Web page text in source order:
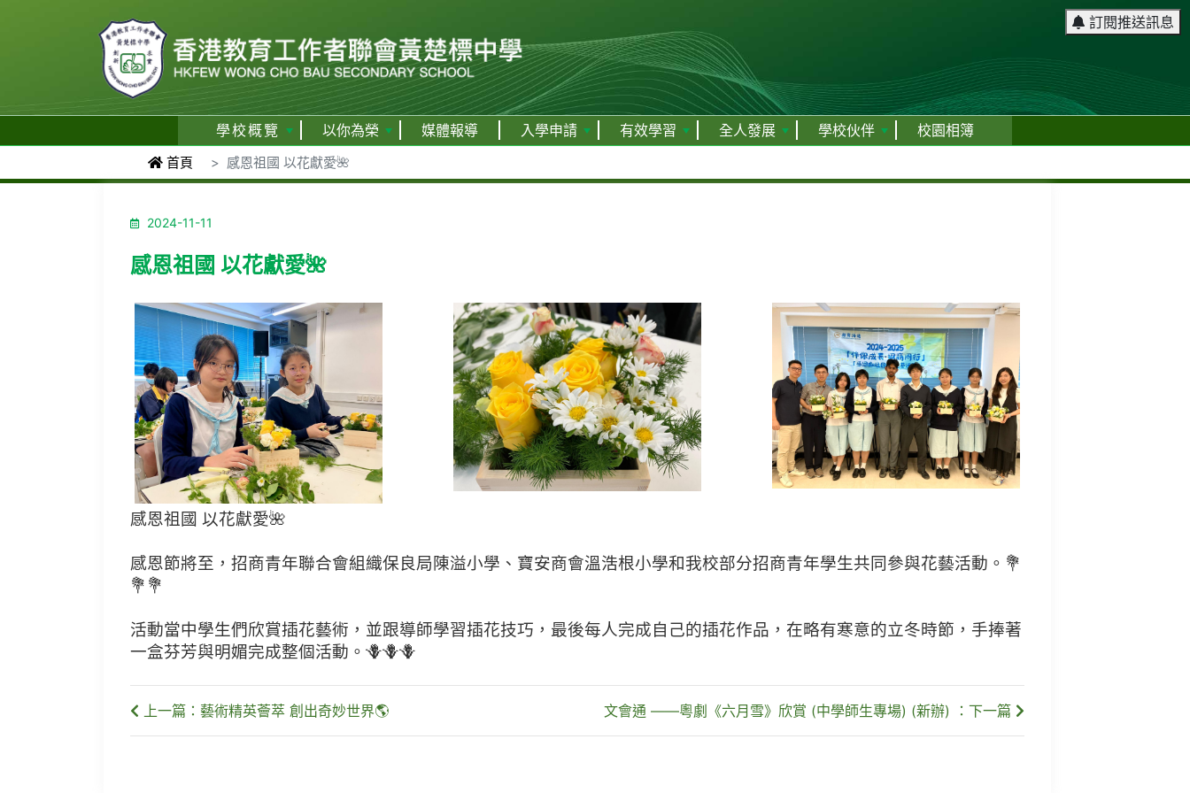
訂閱推送訊息
學校概覽 以你為榮 媒體報導 入學申請 有效學習 全人發展 學校伙伴 校園相簿
首頁 感恩祖國 以花獻愛🌺
2024-11-11
感恩祖國 以花獻愛🌺
感恩祖國 以花獻愛🌺
感恩節將至，招商青年聯合會組織保良局陳溢小學、寶安商會溫浩根小學和我校部分招商青年學生共同參與花藝活動。💐
💐💐
活動當中學生們欣賞插花藝術，並跟導師學習插花技巧，最後每人完成自己的插花作品，在略有寒意的立冬時節，手捧著
一盒芬芳與明媚完成整個活動。🪻🪻🪻
上一篇：藝術精英薈萃 創出奇妙世界🌎 文會通 ——粵劇《六月雪》欣賞 (中學師生專場) (新辦) ：下一篇